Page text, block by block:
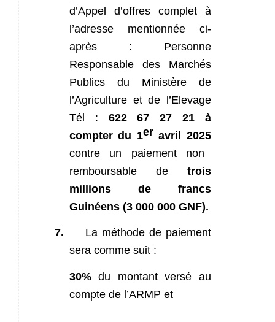
d’Appel d’offres complet à
l’adresse mentionnée ci-
après : Personne
Responsable des Marchés
Publics du Ministère de
l’Agriculture et de l’Elevage
Tél : 622 67 27 21 à
compter du 1eravril 2025
contre un paiement non
remboursable detrois
millions de francs
Guinéens (3 000 000 GNF).
7.
La méthode de paiement
sera comme suit :
30%du montant versé au
compte de l’ARMP et